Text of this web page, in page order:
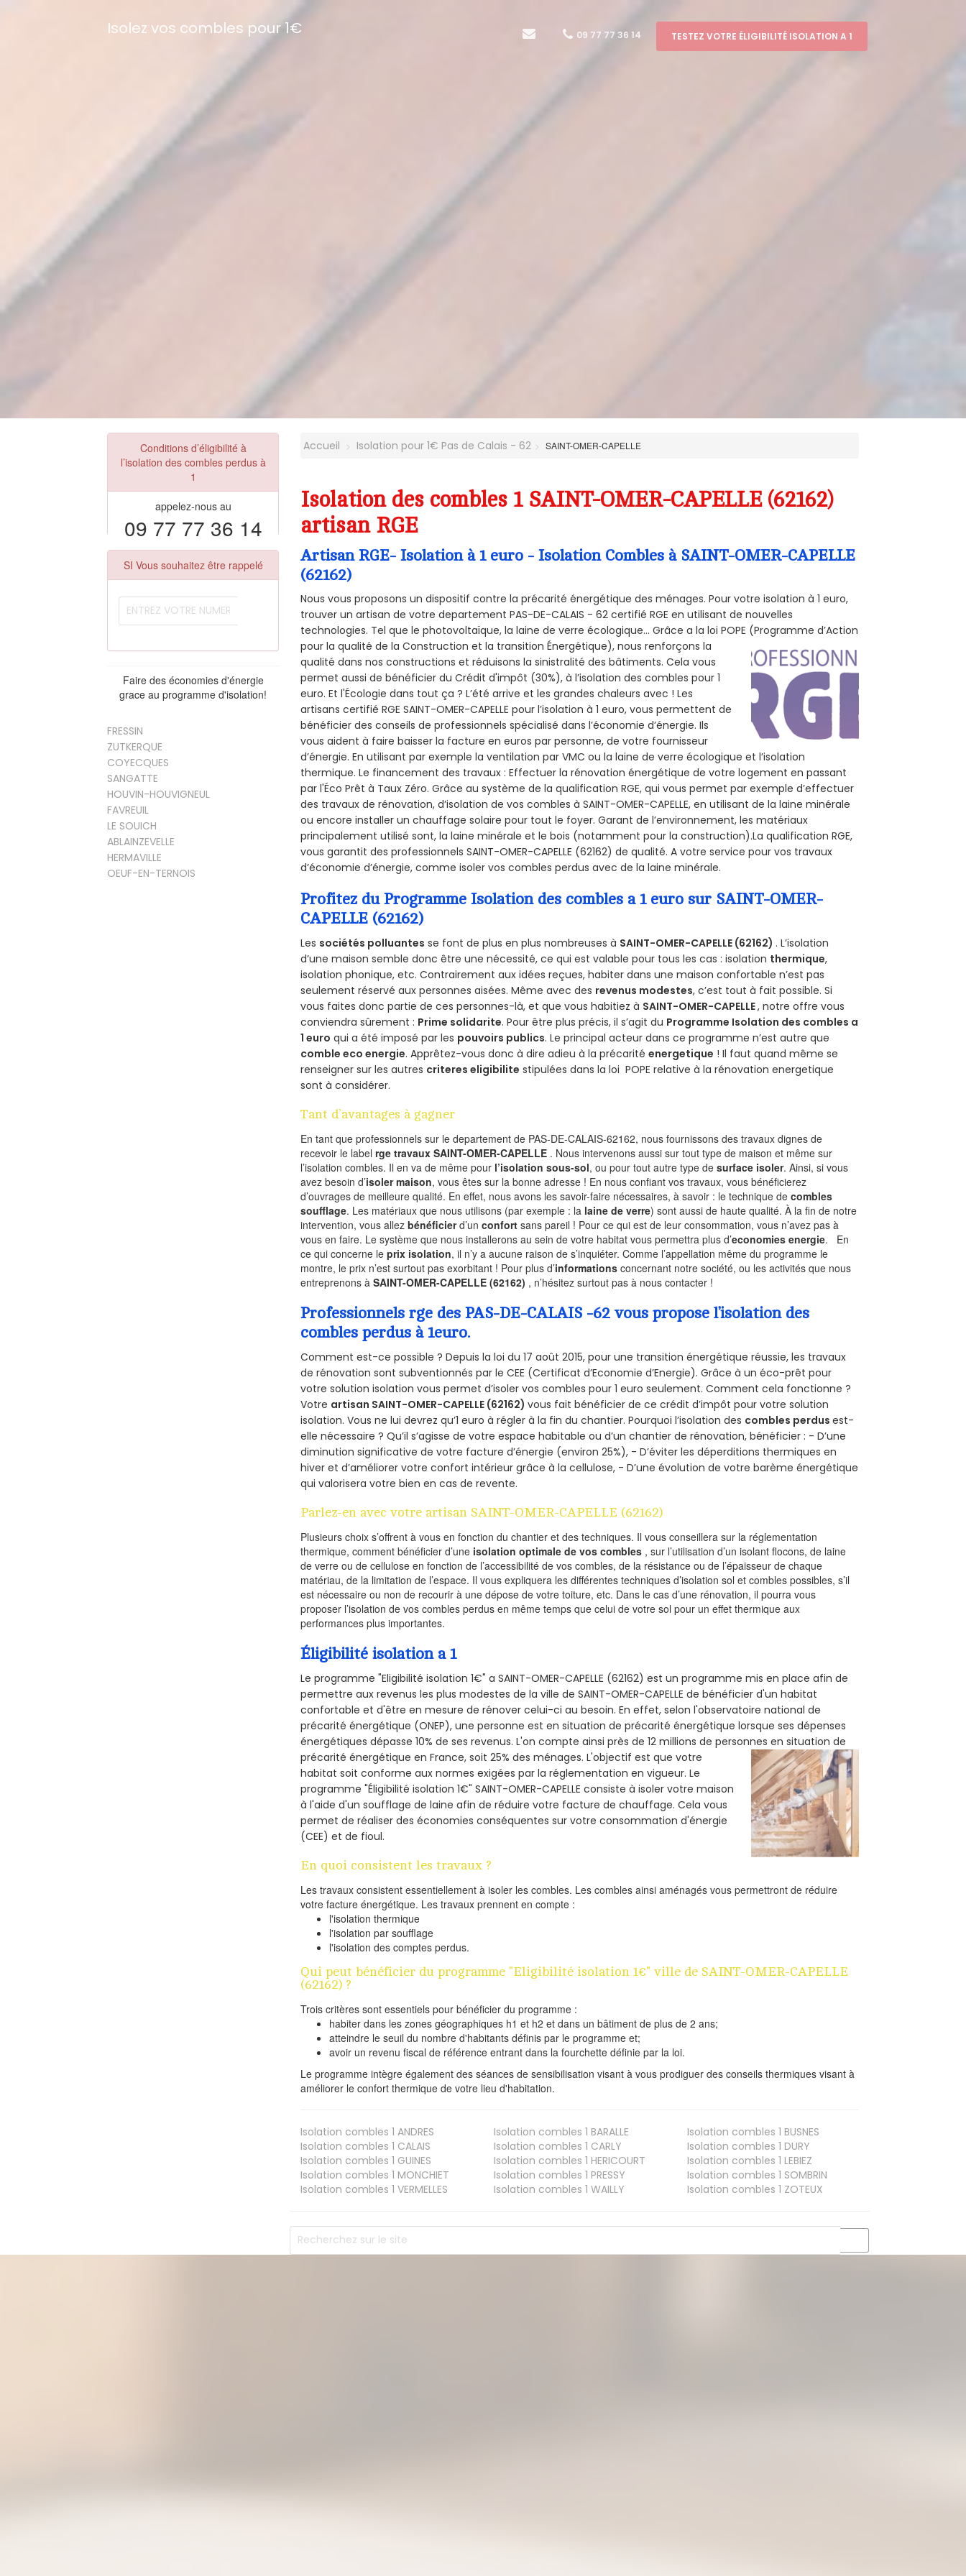
Isolez vos combles pour 1€ 09 77 77 36 14 TESTEZ VOTRE ÉLIGIBILITÉ ISOLATION A 1
Conditions d’éligibilité à
l’isolation des combles perdus à
1
appelez-nous au
09 77 77 36 14
SI Vous souhaitez être rappelé
Faire des économies d'énergie
grace au programme d'isolation!
FRESSIN
ZUTKERQUE
COYECQUES
SANGATTE
HOUVIN-HOUVIGNEUL
FAVREUIL
LE SOUICH
ABLAINZEVELLE
HERMAVILLE
OEUF-EN-TERNOIS
Accueil Isolation pour 1€ Pas de Calais - 62 SAINT-OMER-CAPELLE
Isolation des combles 1 SAINT-OMER-CAPELLE (62162)
artisan RGE
Artisan RGE- Isolation à 1 euro - Isolation Combles à SAINT-OMER-CAPELLE
(62162)
Nous vous proposons un dispositif contre la précarité énergétique des ménages. Pour votre isolation à 1 euro,
trouver un artisan de votre departement PAS-DE-CALAIS - 62 certifié RGE en utilisant de nouvelles
technologies. Tel que le photovoltaïque, la laine de verre écologique... Grâce a la loi POPE (Programme d’Action
pour la qualité de la Construction et la transition Énergétique), nous renforçons la
qualité dans nos constructions et réduisons la sinistralité des bâtiments. Cela vous
permet aussi de bénéficier du Crédit d'impôt (30%), à l’isolation des combles pour 1
euro. Et l'Écologie dans tout ça ? L’été arrive et les grandes chaleurs avec ! Les
artisans certifié RGE SAINT-OMER-CAPELLE pour l’isolation à 1 euro, vous permettent de
bénéficier des conseils de professionnels spécialisé dans l’économie d’énergie. Ils
vous aident à faire baisser la facture en euros par personne, de votre fournisseur
d’énergie. En utilisant par exemple la ventilation par VMC ou la laine de verre écologique et l’isolation
thermique. Le financement des travaux : Effectuer la rénovation énergétique de votre logement en passant
par l'Éco Prêt à Taux Zéro. Grâce au système de la qualification RGE, qui vous permet par exemple d’effectuer
des travaux de rénovation, d’isolation de vos combles à SAINT-OMER-CAPELLE, en utilisant de la laine minérale
ou encore installer un chauffage solaire pour tout le foyer. Garant de l’environnement, les matériaux
principalement utilisé sont, la laine minérale et le bois (notamment pour la construction).La qualification RGE,
vous garantit des professionnels SAINT-OMER-CAPELLE (62162) de qualité. A votre service pour vos travaux
d’économie d’énergie, comme isoler vos combles perdus avec de la laine minérale.
Profitez du Programme Isolation des combles a 1 euro sur SAINT-OMER-
CAPELLE (62162)
Les sociétés polluantes se font de plus en plus nombreuses à SAINT-OMER-CAPELLE (62162) . L’isolation
d’une maison semble donc être une nécessité, ce qui est valable pour tous les cas : isolation thermique,
isolation phonique, etc. Contrairement aux idées reçues, habiter dans une maison confortable n’est pas
seulement réservé aux personnes aisées. Même avec des revenus modestes, c’est tout à fait possible. Si
vous faites donc partie de ces personnes-là, et que vous habitiez à SAINT-OMER-CAPELLE, notre offre vous
conviendra sûrement : Prime solidarite. Pour être plus précis, il s’agit du Programme Isolation des combles a
1 euro qui a été imposé par les pouvoirs publics. Le principal acteur dans ce programme n’est autre que
comble eco energie. Apprêtez-vous donc à dire adieu à la précaritéenergetique ! Il faut quand même se
renseigner sur les autres criteres eligibilite stipulées dans la loi POPE relative à la rénovation energetique
sont à considérer.
Tant d’avantages à gagner
En tant que professionnels sur le departement de PAS-DE-CALAIS-62162, nous fournissons des travaux dignes de
recevoir le labelrge travaux SAINT-OMER-CAPELLE . Nous intervenons aussi sur tout type de maison et même sur
l’isolation combles. Il en va de même pour l’isolation sous-sol, ou pour tout autre type desurface isoler. Ainsi, si vous
avez besoin d’isoler maison, vous êtes sur la bonne adresse ! En nous confiant vos travaux, vous bénéficierez
d’ouvrages de meilleure qualité. En effet, nous avons les savoir-faire nécessaires, à savoir : le technique decombles
soufflage. Les matériaux que nous utilisons (par exemple : la laine de verre) sont aussi de haute qualité. À la fin de notre
intervention, vous allezbénéficierd’unconfort sans pareil ! Pour ce qui est de leur consommation, vous n’avez pas à
vous en faire. Le système que nous installerons au sein de votre habitat vous permettra plus d’economies energie. En
ce qui concerne leprix isolation, il n’y a aucune raison de s’inquiéter. Comme l’appellation même du programme le
montre, le prix n’est surtout pas exorbitant ! Pour plus d’informations concernant notre société, ou les activités que nous
entreprenons àSAINT-OMER-CAPELLE (62162) , n’hésitez surtout pas à nous contacter !
Professionnels rge des PAS-DE-CALAIS -62 vous propose l’isolation des
combles perdus à 1euro.
Comment est-ce possible ? Depuis la loi du 17 août 2015, pour une transition énergétique réussie, les travaux
de rénovation sont subventionnés par le CEE (Certificat d’Economie d’Energie). Grâce à un éco-prêt pour
votre solution isolation vous permet d’isoler vos combles pour 1 euro seulement. Comment cela fonctionne ?
Votre artisan SAINT-OMER-CAPELLE (62162)vous fait bénéficier de ce crédit d’impôt pour votre solution
isolation. Vous ne lui devrez qu’1 euro à régler à la fin du chantier. Pourquoi l’isolation des combles perdusest-
elle nécessaire ? Qu’il s’agisse de votre espace habitable ou d’un chantier de rénovation, bénéficier : - D’une
diminution significative de votre facture d’énergie (environ 25%), - D’éviter les déperditions thermiques en
hiver et d’améliorer votre confort intérieur grâce à la cellulose, - D’une évolution de votre barème énergétique
qui valorisera votre bien en cas de revente.
Parlez-en avec votre artisan SAINT-OMER-CAPELLE (62162)
Plusieurs choix s’offrent à vous en fonction du chantier et des techniques. Il vous conseillera sur la réglementation
thermique, comment bénéficier d’une isolation optimale de vos combles , sur l’utilisation d’un isolant flocons, de laine
de verre ou de cellulose en fonction de l’accessibilité de vos combles, de la résistance ou de l’épaisseur de chaque
matériau, de la limitation de l’espace. Il vous expliquera les différentes techniques d’isolation sol et combles possibles, s’il
est nécessaire ou non de recourir à une dépose de votre toiture, etc. Dans le cas d’une rénovation, il pourra vous
proposer l’isolation de vos combles perdus en même temps que celui de votre sol pour un effet thermique aux
performances plus importantes.
Éligibilité isolation a 1
Le programme "Eligibilité isolation 1€" a SAINT-OMER-CAPELLE (62162) est un programme mis en place afin de
permettre aux revenus les plus modestes de la ville de SAINT-OMER-CAPELLE de bénéficier d'un habitat
confortable et d'être en mesure de rénover celui-ci au besoin. En effet, selon l'observatoire national de
précarité énergétique (ONEP), une personne est en situation de précarité énergétique lorsque ses dépenses
énergétiques dépasse 10% de ses revenus. L'on compte ainsi près de 12 millions de personnes en situation de
précarité énergétique en France, soit 25% des ménages.L'objectif est que votre
habitat soit conforme aux normes exigées par la réglementation en vigueur. Le
programme "Éligibilité isolation 1€" SAINT-OMER-CAPELLE consiste à isoler votre maison
à l'aide d'un soufflage de laine afin de réduire votre facture de chauffage. Cela vous
permet de réaliser des économies conséquentes sur votre consommation d'énergie
(CEE) et de fioul.
En quoi consistent les travaux ?
Les travaux consistent essentiellement à isoler les combles. Les combles ainsi aménagés vous permettront de réduire
votre facture énergétique. Les travaux prennent en compte :
l'isolation thermique
l'isolation par soufflage
l'isolation des comptes perdus.
Qui peut bénéficier du programme "Eligibilité isolation 1€" ville de SAINT-OMER-CAPELLE
(62162) ?
Trois critères sont essentiels pour bénéficier du programme :
habiter dans les zones géographiques h1 et h2 et dans un bâtiment de plus de 2 ans;
atteindre le seuil du nombre d'habitants définis par le programme et;
avoir un revenu fiscal de référence entrant dans la fourchette définie par la loi.
Le programme intègre également des séances de sensibilisation visant à vous prodiguer des conseils thermiques visant à
améliorer le confort thermique de votre lieu d'habitation.
Isolation combles 1 ANDRES Isolation combles 1 BARALLE Isolation combles 1 BUSNES
Isolation combles 1 CALAIS Isolation combles 1 CARLY Isolation combles 1 DURY
Isolation combles 1 GUINES Isolation combles 1 HERICOURT Isolation combles 1 LEBIEZ
Isolation combles 1 MONCHIET Isolation combles 1 PRESSY Isolation combles 1 SOMBRIN
Isolation combles 1 VERMELLES Isolation combles 1 WAILLY Isolation combles 1 ZOTEUX